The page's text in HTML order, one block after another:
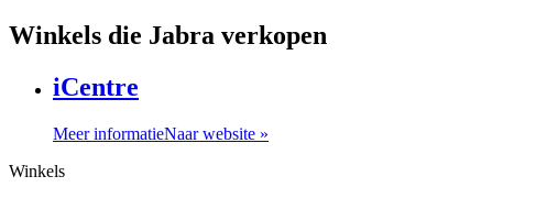
Winkels die Jabra verkopen
iCentre
Meer informatieNaar website »
Winkels